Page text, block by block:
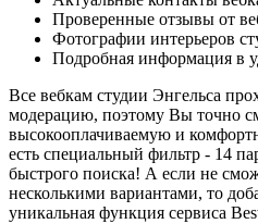
Проверенные отзывы от
Фотографии интерьеров
Подробная информация в
Все вебкам студии Энгельса
модерацию, поэтому Вы точно
высокооплачиваемую и
есть специальный фильтр - 14
быстрого поиска! А если не
несколькими вариантами, то
уникальная функция сервиса